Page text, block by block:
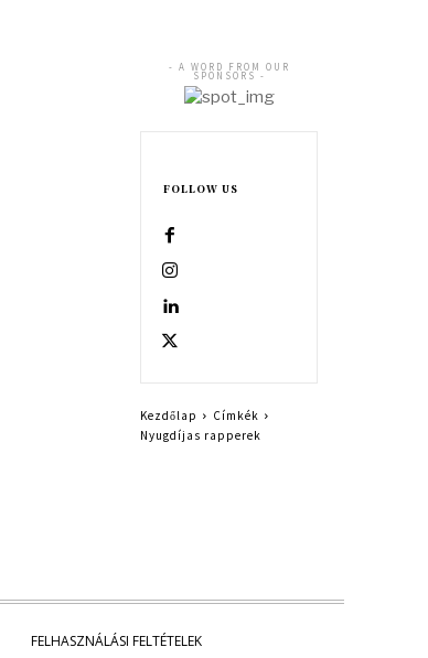
- A WORD FROM OUR
SPONSORS -
FOLLOW US
Kezdőlap
Címkék
Nyugdíjas rapperek
FELHASZNÁLÁSI FELTÉTELEK